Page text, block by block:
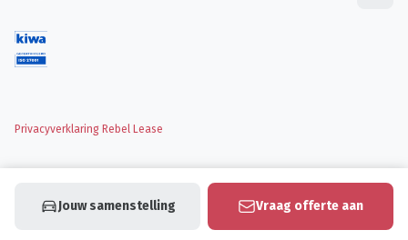
Jouw samenstelling Vraag offerte aan
Privacyverklaring Rebel Lease